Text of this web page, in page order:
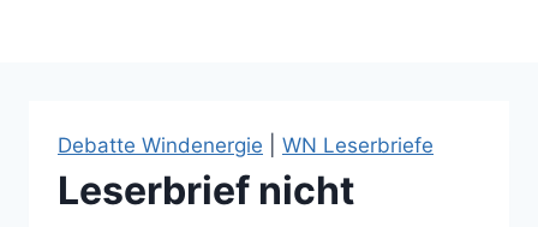
Debatte Windenergie WN Leserbriefe
Leserbrief nicht